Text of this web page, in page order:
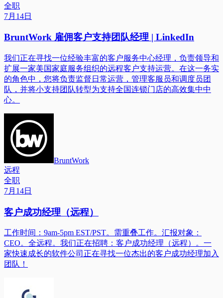
全职
7月14日
BruntWork 雇佣客户支持团队经理 | LinkedIn
我们正在寻找一位经验丰富的客户服务中心经理，负责领导和
扩展一家美国家庭服务组织的远程客户支持运营。在这一务实
的角色中，您将负责监督日常运营，管理客服员和调度员团
队，并将小支持团队转型为支持全国连锁门店的高效集中中
心。
BruntWork
远程
全职
7月14日
客户成功经理（远程）
工作时间：9am-5pm EST/PST。需重叠工作。汇报对象：
CEO。全远程。我们正在招聘：客户成功经理（远程）。一
家快速成长的软件公司正在寻找一位杰出的客户成功经理加入
团队！